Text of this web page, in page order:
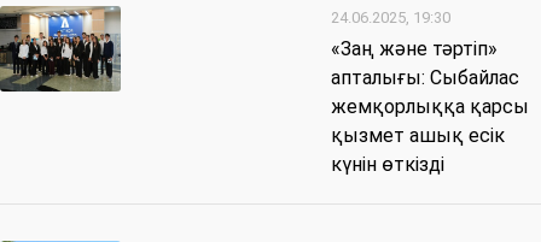
24.06.2025, 19:30
«Заң және тәртіп»
апталығы: Сыбайлас
жемқорлыққа қарсы
қызмет ашық есік
күнін өткізді